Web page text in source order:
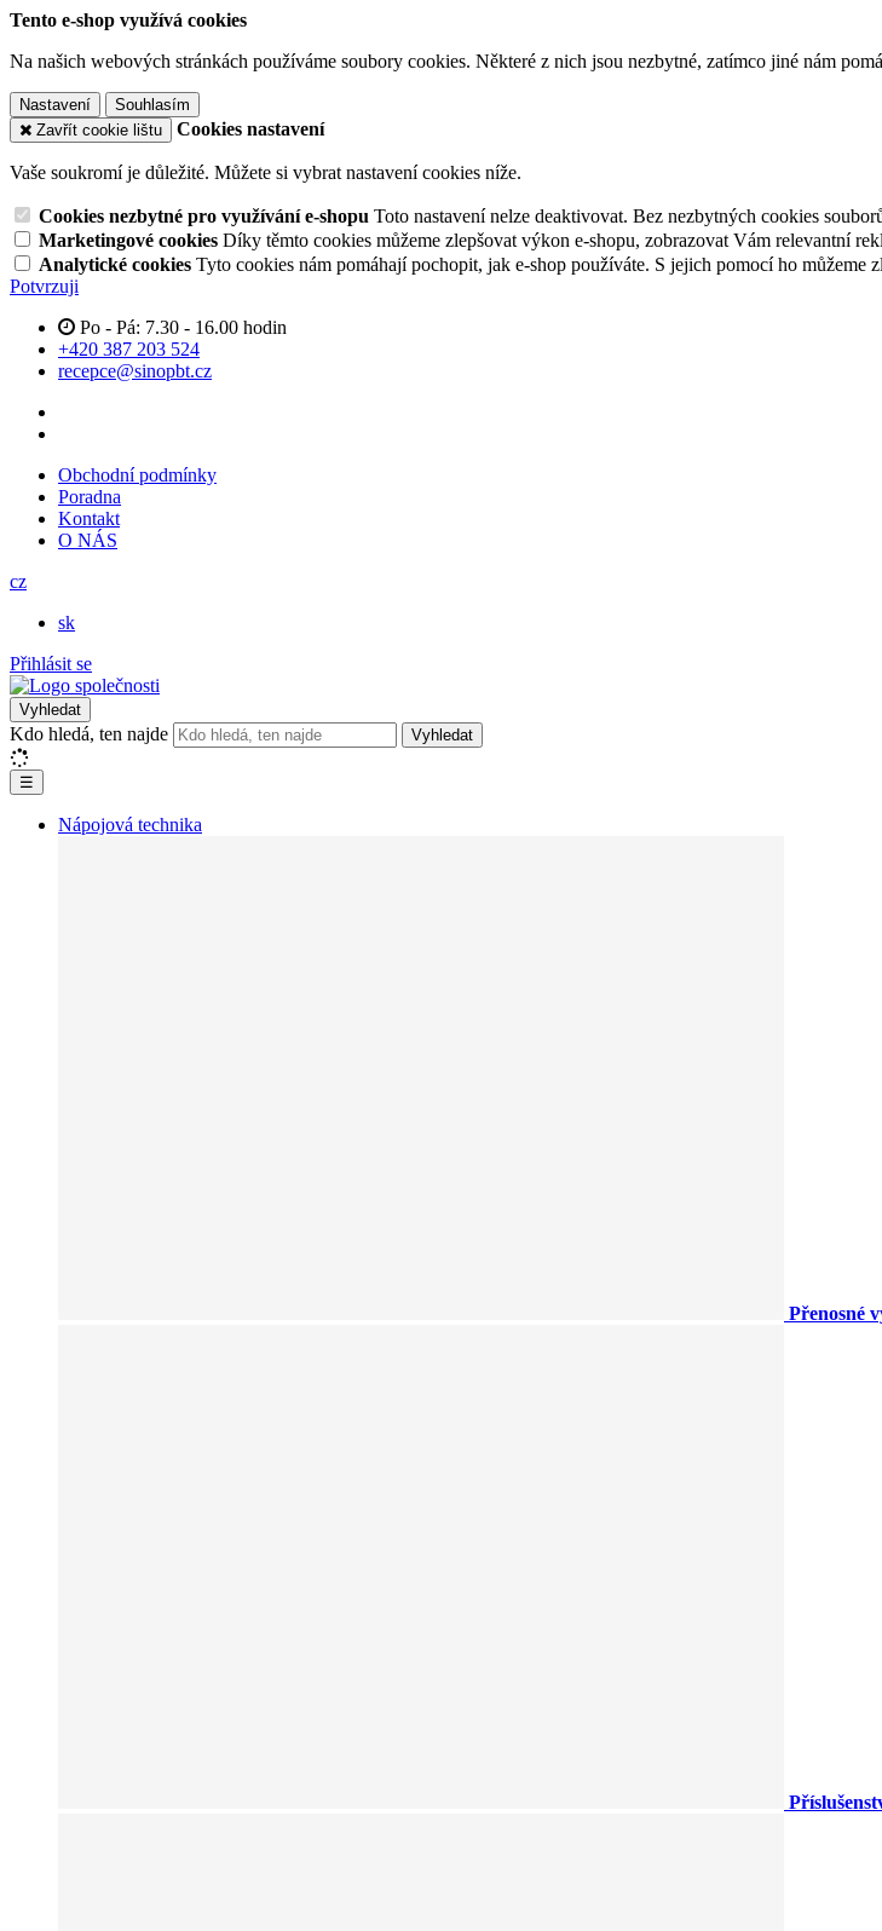
Tento e-shop využívá cookies
Na našich webových stránkách používáme soubory cookies. Některé z nich jsou nezbytné, zatímco jiné nám
Nastavení
Souhlasím
Zavřít cookie lištu
Cookies nastavení
Vaše soukromí je důležité. Můžete si vybrat nastavení cookies níže.
Cookies nezbytné pro využívání e-shopu Toto nastavení nelze deaktivovat. Bez nezbytných cookies
Marketingové cookies Díky těmto cookies můžeme zlepšovat výkon e-shopu, zobrazovat Vám relevantní
Analytické cookies Tyto cookies nám pomáhají pochopit, jak e-shop používáte. S jejich pomocí ho můžeme
Potvrzuji
Po - Pá: 7.30 - 16.00 hodin
+420 387 203 524
recepce@sinopbt.cz
Obchodní podmínky
Poradna
Kontakt
O NÁS
cz
sk
Přihlásit se
Vyhledat
Kdo hledá, ten najde Vyhledat
☰
Nápojová technika
Přenosné